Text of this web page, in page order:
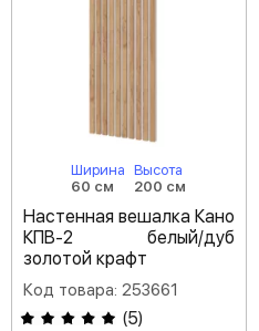
Ширина
60 см
Высота
200 см
Настенная вешалка Кано
КПВ-2 белый/дуб
золотой крафт
Код товара: 253661
(5)